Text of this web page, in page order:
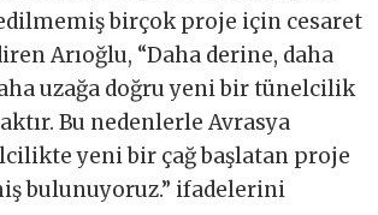
birçok proje için cesaret
Arıoğlu, “Daha derine, daha
uzağa doğru yeni bir tünelcilik
Bu nedenlerle Avrasya
yeni bir çağ başlatan proje
bulunuyoruz.” ifadelerini